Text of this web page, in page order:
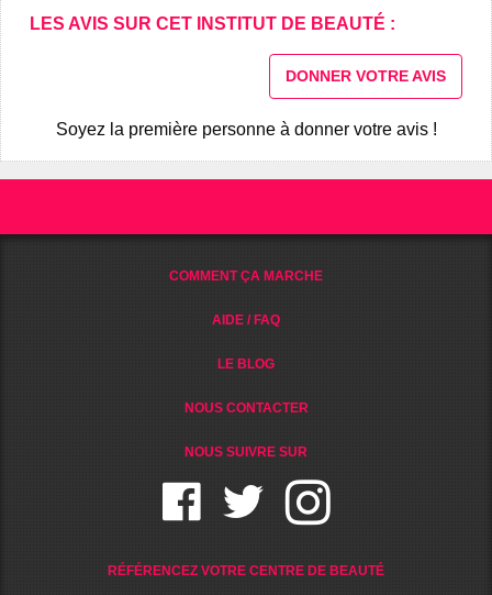
LES AVIS SUR CET INSTITUT DE BEAUTÉ :
DONNER VOTRE AVIS
Soyez la première personne à donner votre avis !
COMMENT ÇA MARCHE
AIDE / FAQ
LE BLOG
NOUS CONTACTER
NOUS SUIVRE SUR
RÉFÉRENCEZ VOTRE CENTRE DE BEAUTÉ